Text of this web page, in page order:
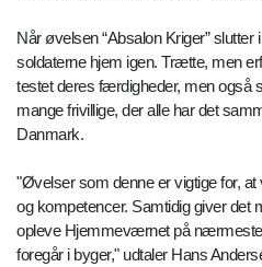
Når øvelsen “Absalon Kriger”
soldaterne hjem igen. Trætte, men
testet deres færdigheder, men også
mange frivillige, der alle har det
Danmark.
"Øvelser som denne er vigtige for,
og kompetencer. Samtidig giver det
opleve Hjemmeværnet på
foregår i byger," udtaler Hans